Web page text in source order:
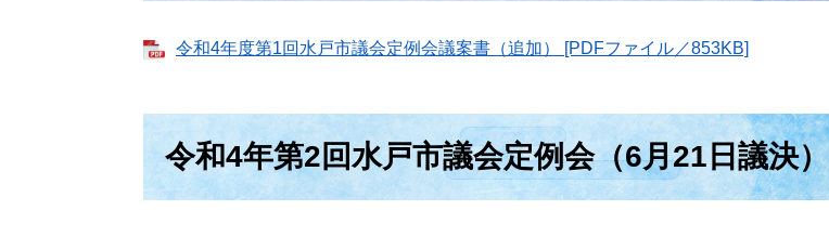
令和4年度第1回水戸市議会定例会議案書（追加） [PDFファイル／853KB]
令和4年第2回水戸市議会定例会（6月21日議決）